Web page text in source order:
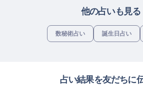
他の占いも見る
数秘術占い 誕生日占い
占い結果を友だちに